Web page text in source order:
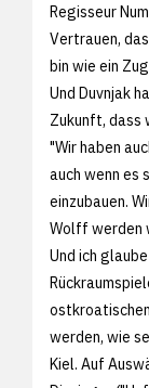
Regisseur
Vertrauen,
bin wie ein
Und Duvnjak
Zukunft, dass
"Wir haben
auch wenn es
einzubauen.
Wolff werden
Und ich
werden, wie
Kiel. Auf